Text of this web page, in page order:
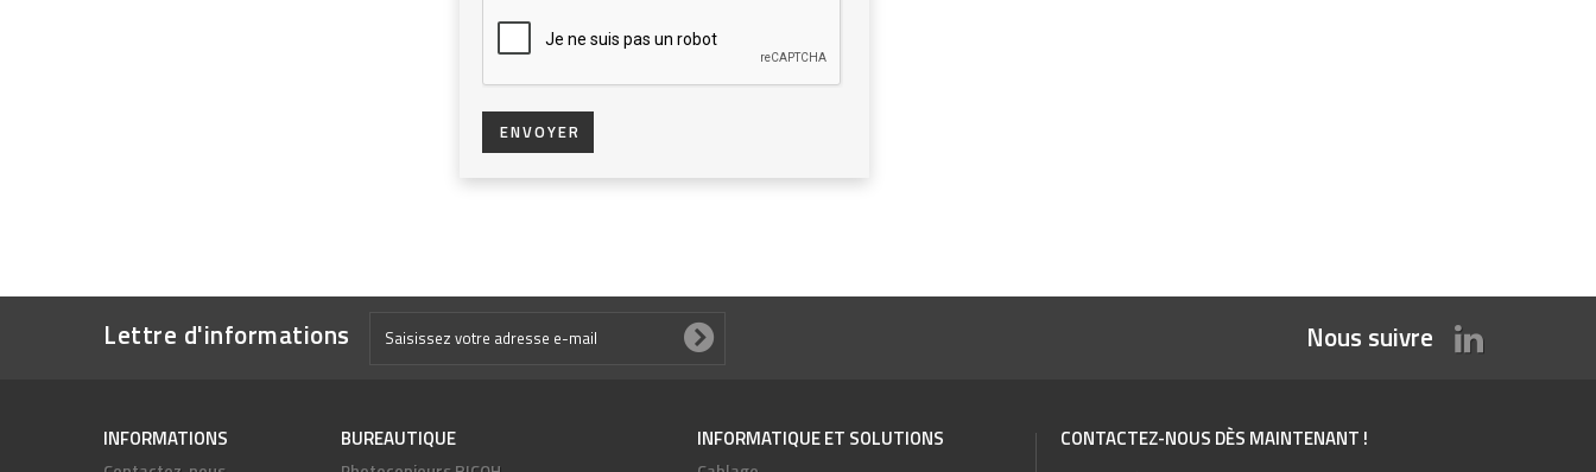
ENVOYER
Lettre d'informations Nous suivre
INFORMATIONS BUREAUTIQUE INFORMATIQUE ET SOLUTIONS CONTACTEZ-NOUS DÈS MAINTENANT !